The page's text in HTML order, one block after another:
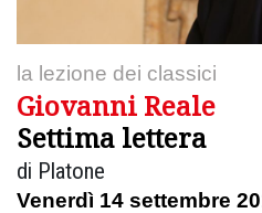
la lezione dei classici
Giovanni Reale
Settima lettera
di Platone
Venerdì 14 settembre